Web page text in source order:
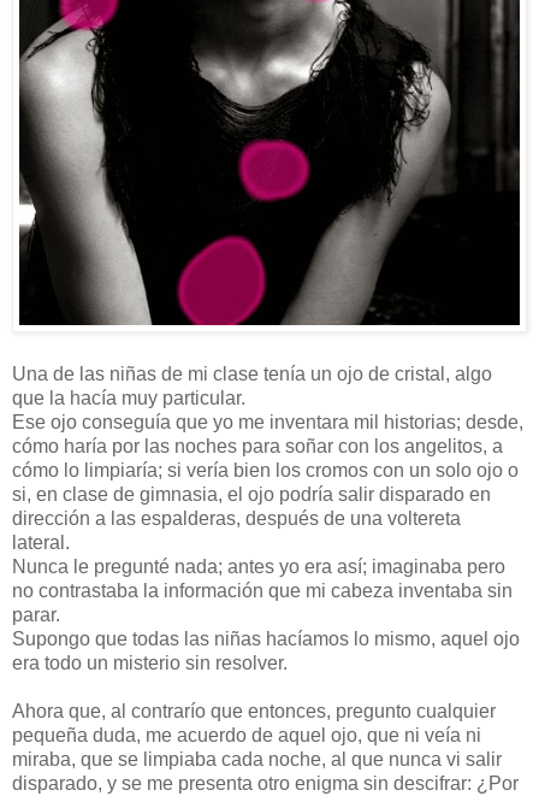
Una de las niñas de mi clase tenía un ojo de cristal, algo
que la hacía muy particular.
Ese ojo conseguía que yo me inventara mil historias; desde,
cómo haría por las noches para soñar con los angelitos, a
cómo lo limpiaría; si vería bien los cromos con un solo ojo o
si, en clase de gimnasia, el ojo podría salir disparado en
dirección a las espalderas, después de una voltereta
lateral.
Nunca le pregunté nada; antes yo era así; imaginaba pero
no contrastaba la información que mi cabeza inventaba sin
parar.
Supongo que todas las niñas hacíamos lo mismo, aquel ojo
era todo un misterio sin resolver.
Ahora que, al contrarío que entonces, pregunto cualquier
pequeña duda, me acuerdo de aquel ojo, que ni veía ni
miraba, que se limpiaba cada noche, al que nunca vi salir
disparado, y se me presenta otro enigma sin descifrar: ¿Por